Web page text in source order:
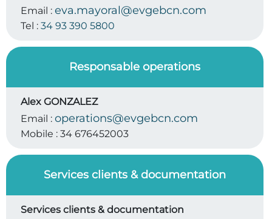
Email : eva.mayoral@evgebcn.com
Tel : 34 93 390 5800
Responsable operations
Alex GONZALEZ
Email : operations@evgebcn.com
Mobile : 34 676452003
Services clients & documentation
Services clients & documentation